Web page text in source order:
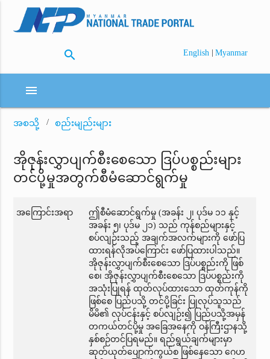
search English | Myanmar
menu
အစသို့ စည်းမျည်းများ
အိုဇုန်းလွှာပျက်စီးစေသော ဒြပ်ပစ္စည်းများ
တင်ပို့မှုအတွက်စီမံဆောင်ရွက်မှု
အကြောင်းအရာ
ဤစီမံဆောင်ရွက်မှု (အခန်း ၂၊ ပုဒ်မ ၁၁ နှင့်
အခန်း ၅၊ ပုဒ်မ ၂၁) သည် ကုန်စည်များနှင့်
စပ်လျဉ်းသည့် အချက်အလက်များကို ဖော်ပြ
ထားရန်လိုအပ်ကြောင်း ဖော်ပြထားပါသည်။
အိုဇုန်းလွှာပျက်စီးစေသော ဒြပ်ပစ္စည်းကို ဖြစ်
စေ၊ အိုဇုန်းလွှာပျက်စီးစေသော ဒြပ်ပစ္စည်းကို
အသုံးပြုရန် ထုတ်လုပ်ထားသော ထုတ်ကုန်ကို
ဖြစ်စေ ပြည်ပသို့ တင်ပို့ခြင်း ပြုလုပ်သူသည်
မိမိ၏ လုပ်ငန်းနှင့် စပ်လျဉ်း၍ ပြည်ပသို့အမှန်
တကယ်တင်ပို့မှု အခြေအနေကို ဝန်ကြီးဌာနသို့
နှစ်စဉ်တင်ပြရမည်။ ရည်ရွယ်ချက်များမှာ
ဆုတ်ယုတ်ပျောက်ကွယ်စ ဖြစ်နေသော ဂေဟ